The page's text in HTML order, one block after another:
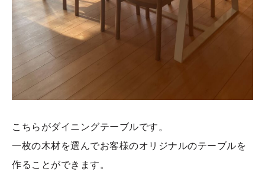
こちらがダイニングテーブルです。
一枚の木材を選んでお客様のオリジナルのテーブルを
作ることができます。